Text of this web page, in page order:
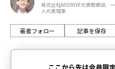
株式会社ADDRIVE代表取締役、
人代表理事
著者フォロー 記事を保存